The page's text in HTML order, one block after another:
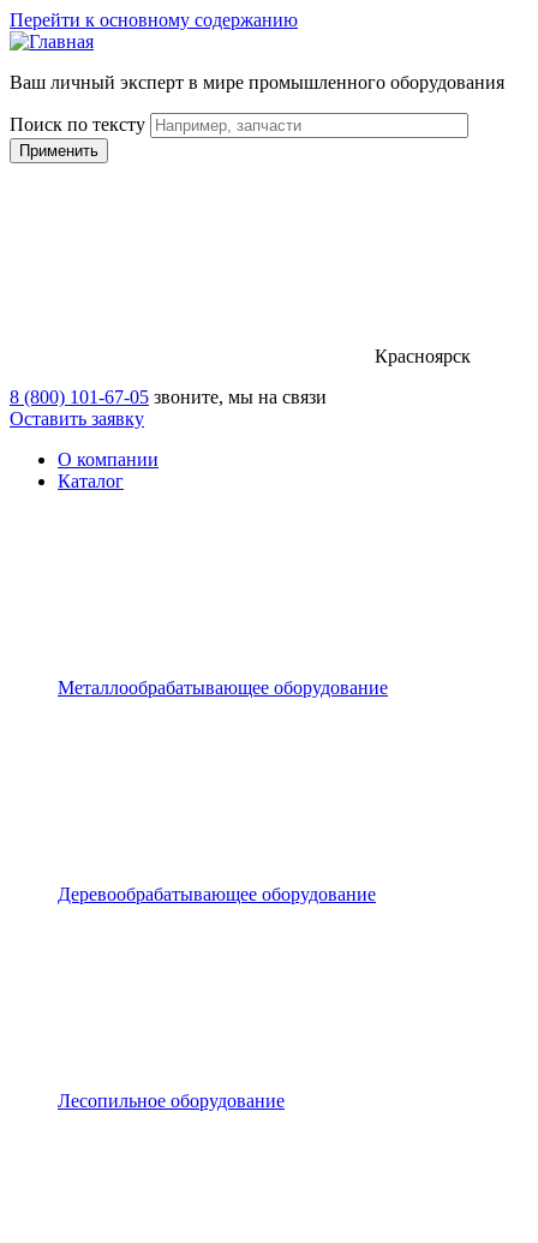
Перейти к основному содержанию
Ваш личный эксперт в мире промышленного оборудования
Поиск по тексту
Красноярск
8 (800) 101-67-05 звоните, мы на связи
Оставить заявку
О компании
Каталог
Металлообрабатывающее оборудование
Деревообрабатывающее оборудование
Лесопильное оборудование